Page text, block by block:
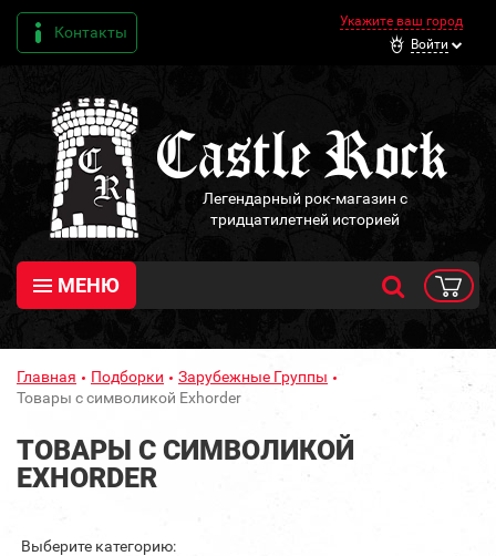
Контакты
Укажите ваш город
Войти
Легендарный рок-магазин с
тридцатилетней историей
МЕНЮ
Главная Подборки
Зарубежные Группы
Товары с символикой Exhorder
ТОВАРЫ С СИМВОЛИКОЙ
EXHORDER
Выберите категорию: